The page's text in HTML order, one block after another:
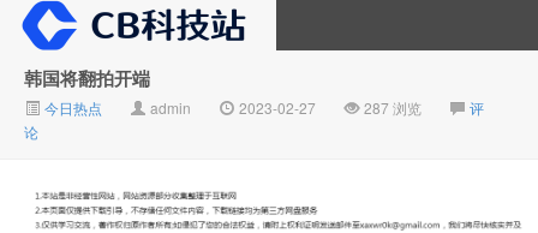
大V推广
韩国将翻拍开端
今日热点 admin 2023-02-27 287 浏览
评
论